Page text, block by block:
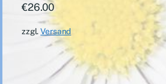
€26.00
zzgl.Versand